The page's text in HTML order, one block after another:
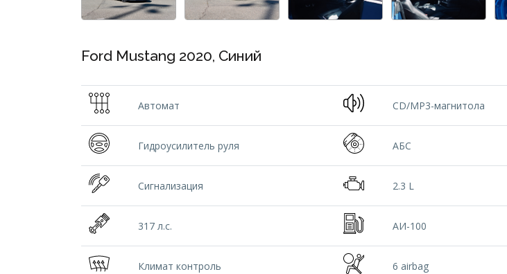
Ford Mustang 2020, Синий
Автомат CD/MP3-магнитола
Гидроусилитель руля АБС
Сигнализация 2.3 L
317 л.с. АИ-100
Климат контроль 6 airbag